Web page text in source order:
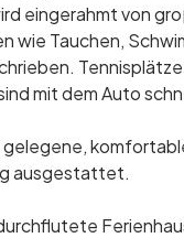
eingerahmt von
wie Tauchen,
mit dem Auto
gelegene,
ausgestattet.